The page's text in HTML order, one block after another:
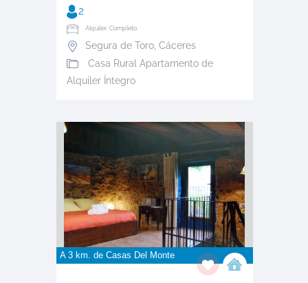
2
Alquiler: Completo
Segura de Toro, Cáceres
Casa Rural Apartamento de
Alquiler Íntegro
A 3 km. de Casas Del Monte